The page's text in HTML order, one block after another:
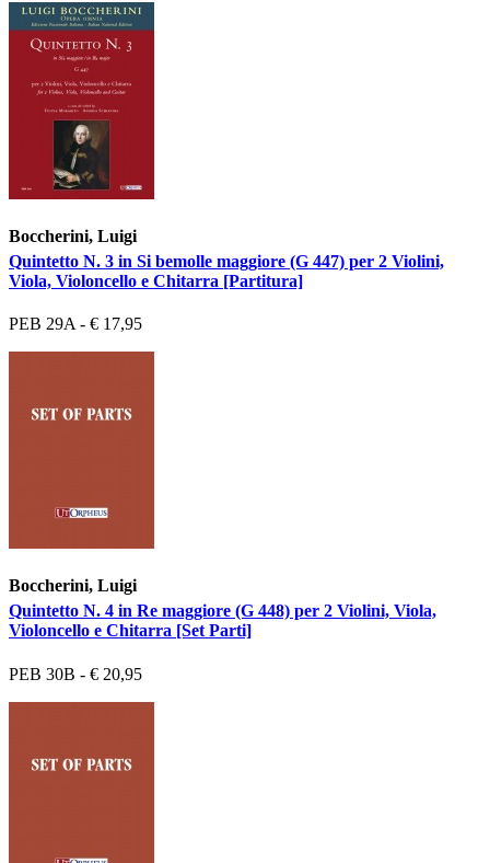
Boccherini, Luigi
Quintetto N. 3 in Si bemolle maggiore (G 447) per 2 Violini,
Viola, Violoncello e Chitarra [Partitura]
PEB 29A - € 17,95
Boccherini, Luigi
Quintetto N. 4 in Re maggiore (G 448) per 2 Violini, Viola,
Violoncello e Chitarra [Set Parti]
PEB 30B - € 20,95